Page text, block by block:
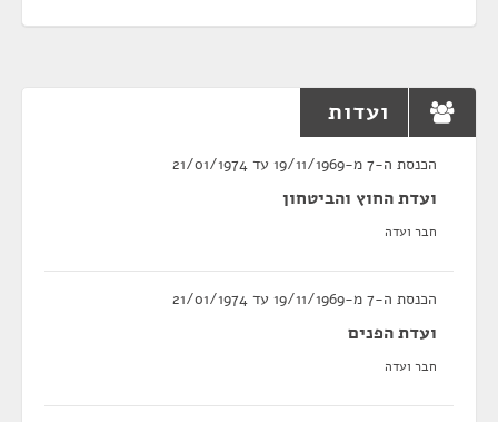
ועדות
הכנסת ה-7 מ-19/11/1969 עד 21/01/1974
ועדת החוץ והביטחון
חבר ועדה
הכנסת ה-7 מ-19/11/1969 עד 21/01/1974
ועדת הפנים
חבר ועדה